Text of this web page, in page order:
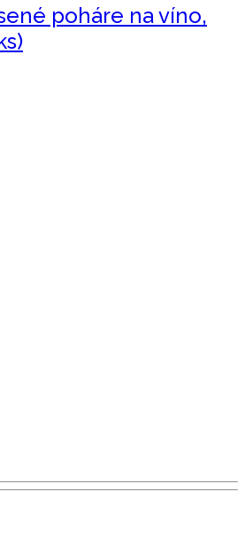
poháre na víno,